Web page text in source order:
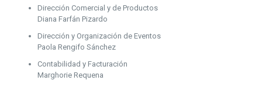
Dirección Comercial y de Productos
Diana Farfán Pizardo
Dirección y Organización de Eventos
Paola Rengifo Sánchez
Contabilidad y Facturación
Marghorie Requena